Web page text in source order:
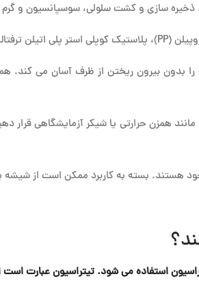
ذخیره سازی و کشت سلولی، سوسپانسیون و
بدون بیرون ریختن از ظرف آسان می کند.
همزن حرارتی یا شیکر آزمایشگاهی
هستند. بسته به کاربرد ممکن است از
استفاده می شود. تیتراسیون عبارت